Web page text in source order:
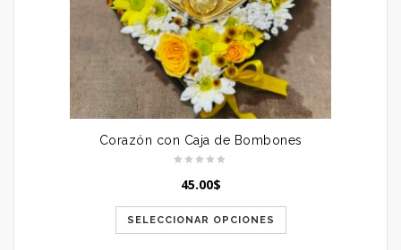
Corazón con Caja de Bombones
45.00$
SELECCIONAR OPCIONES